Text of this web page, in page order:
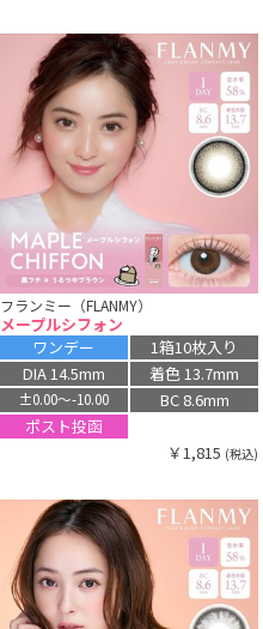
フランミー（FLANMY）
メープルシフォン
ワンデー
1箱10枚入り
DIA 14.5mm
着色 13.7mm
±0.00〜-10.00
BC 8.6mm
ポスト投函
￥1,815 (税込)